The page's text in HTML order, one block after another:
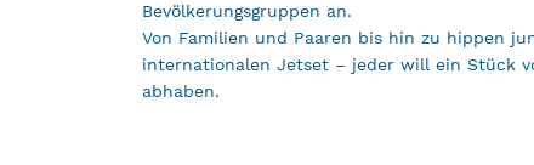
Bevölkerungsgruppen an.
Von Familien und Paaren bis hin zu hippen
internationalen Jetset – jeder will ein Stück
abhaben.